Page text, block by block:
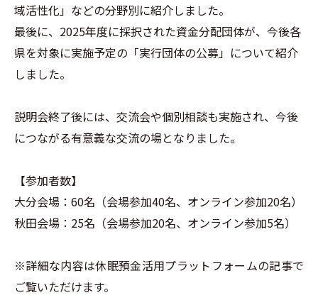
域活性化」などの分野別に紹介しました。
最後に、2025年度に採択された資金分配団体が、今後各
県を対象に実施予定の「実行団体の公募」について紹介
しました。
説明会終了後には、交流会や個別相談も実施され、今後
につながる有意義な交流の場となりました。
【参加者数】
大分会場：60名（会場参加40名、オンライン参加20名）
秋田会場：25名（会場参加20名、オンライン参加5名）
※詳細な内容は休眠預金活用プラットフォームの記事で
ご覧いただけます。